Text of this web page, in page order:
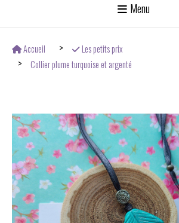
Menu
Accueil
Les petits prix
Collier plume turquoise et argenté